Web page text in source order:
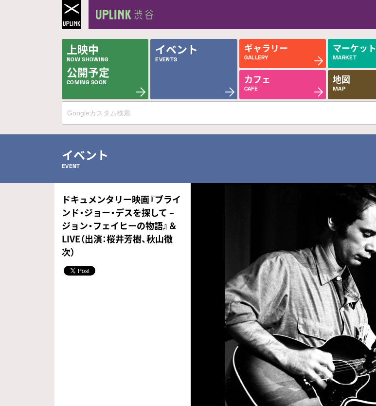
上映中
NOW SHOWING
公開予定
COMING SOON
イベント
EVENTS
ギャラリー
GALLERY
マーケット
MARKET
カフェ
CAFE
地図
MAP
イベント
EVENT
ドキュメンタリー映画『ブライ
ンド・ジョー・デスを探して –
ジョン・フェイヒーの物語』＆
LIVE（出演：桜井芳樹、秋山徹
次）